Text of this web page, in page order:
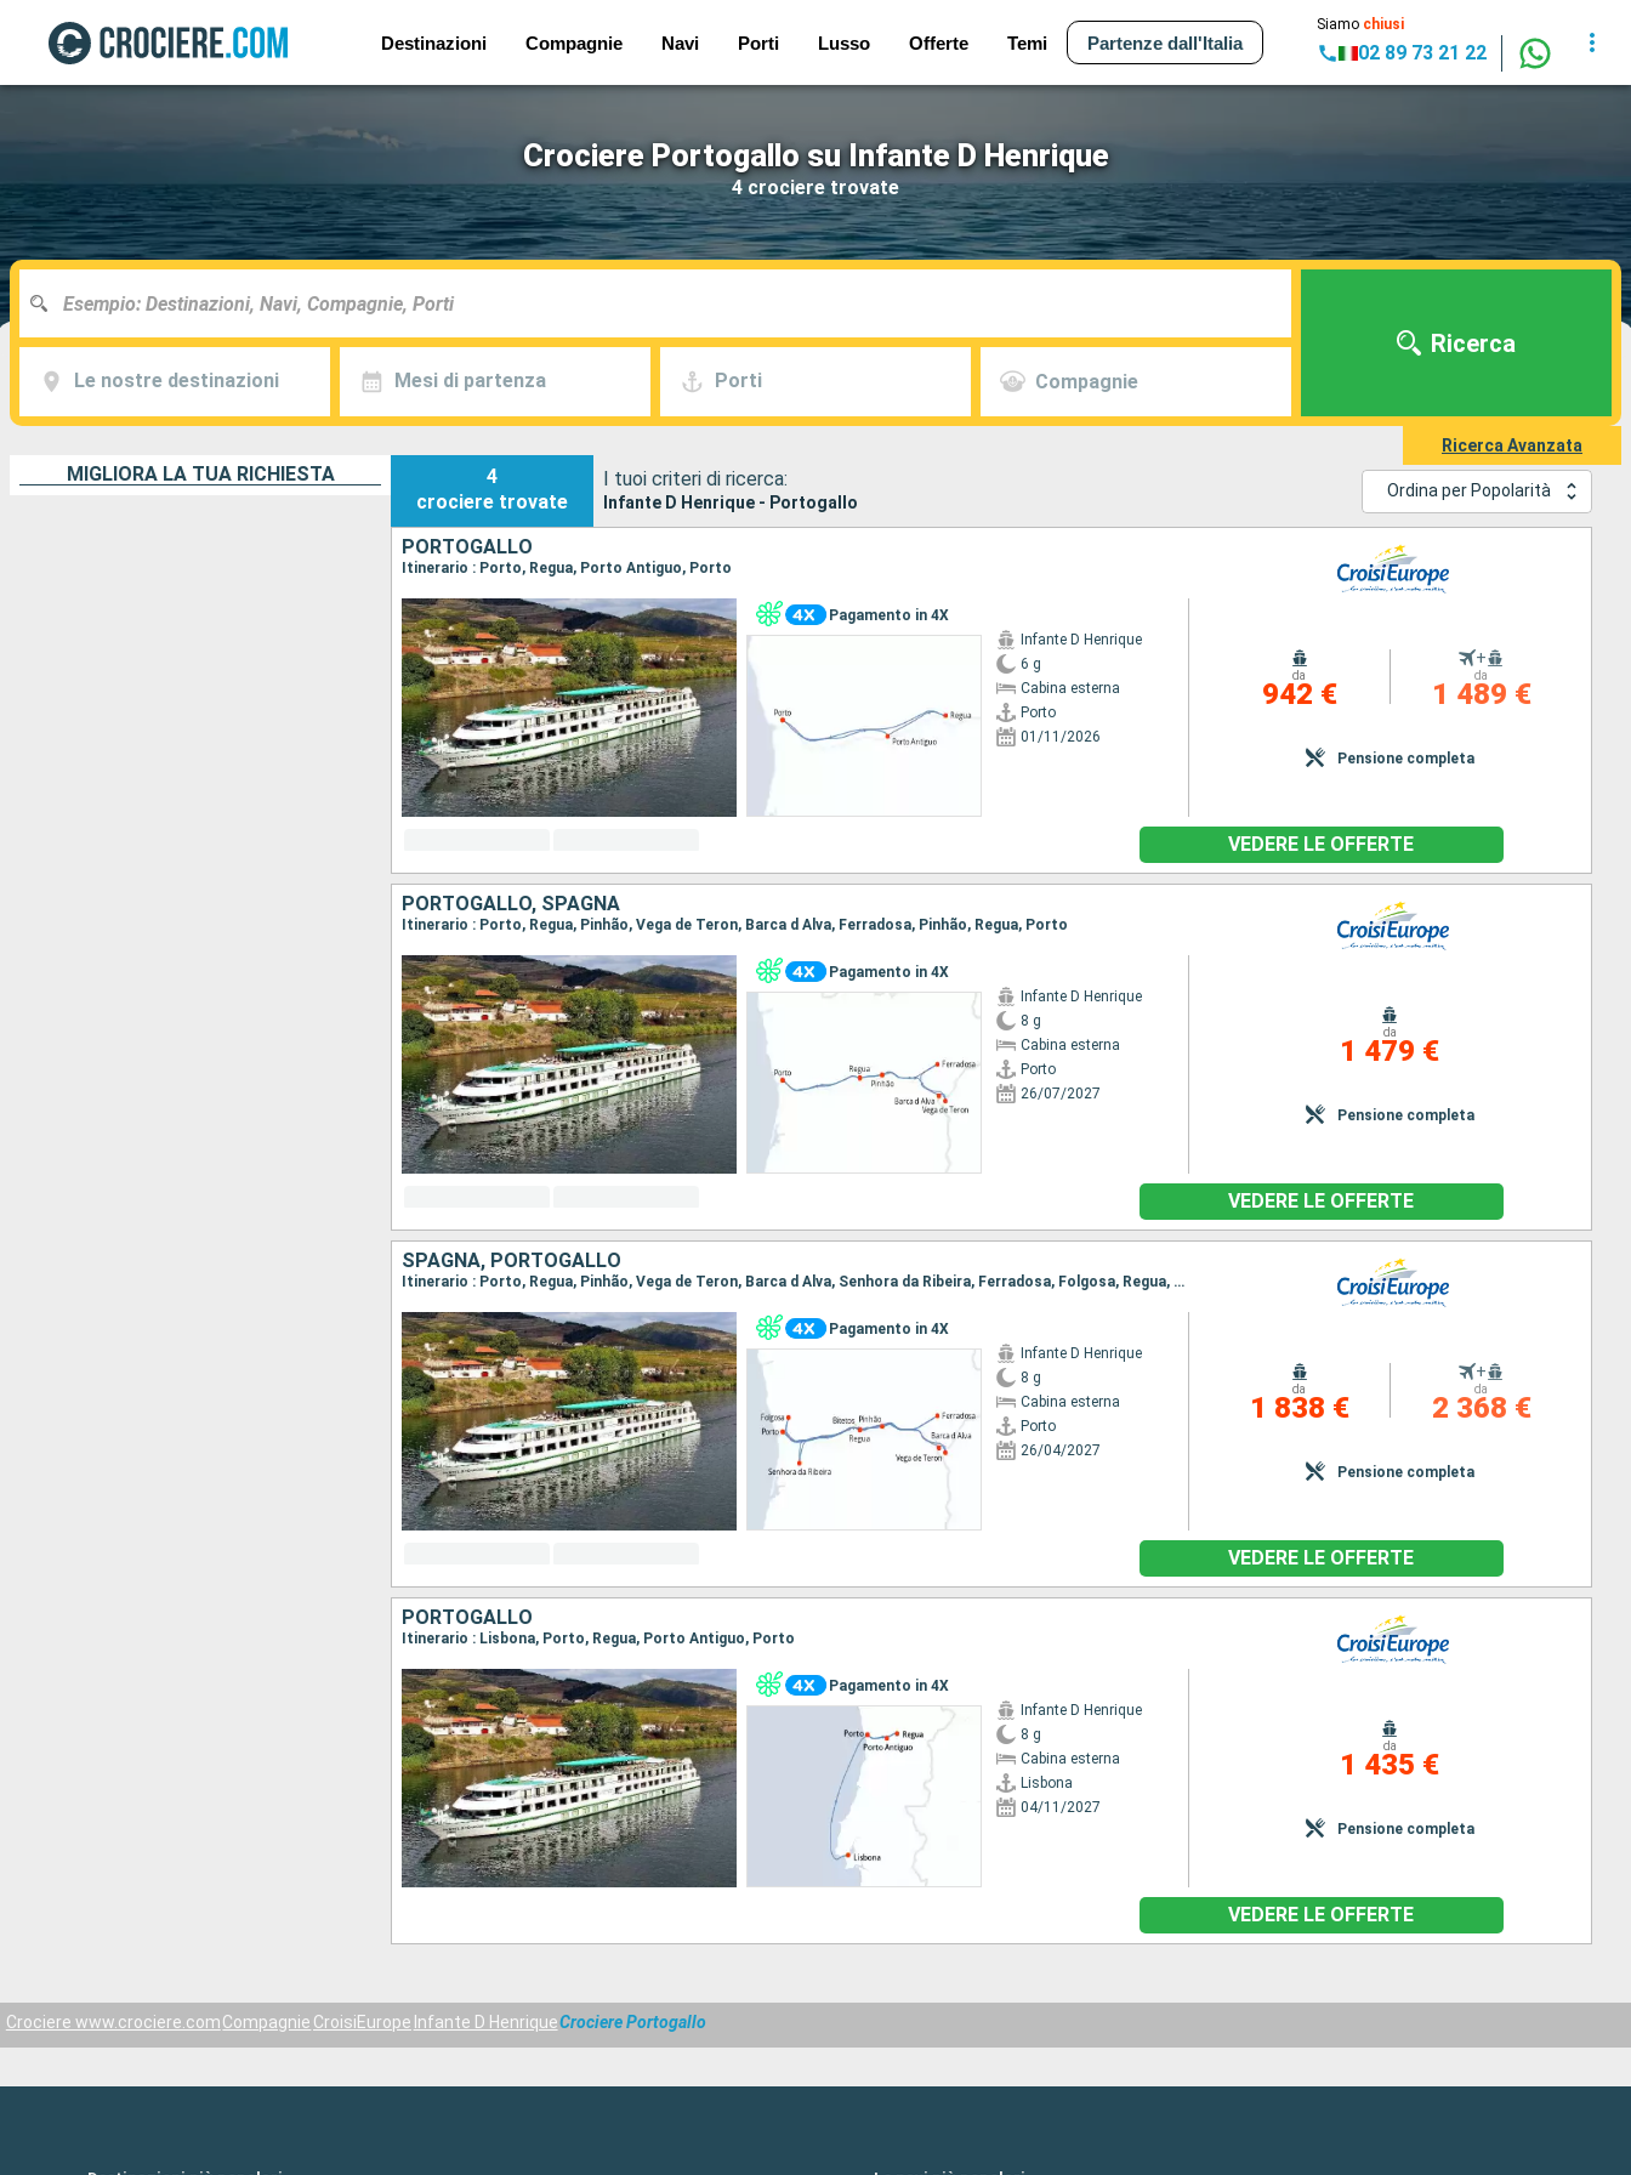
Destinazioni Compagnie Navi Porti Lusso Offerte Temi Partenze dall'Italia
Siamo chiusi
02 89 73 21 22
Crociere Portogallo su Infante D Henrique
4 crociere trovate
Le nostre destinazioni Mesi di partenza Porti Compagnie
Ricerca
Ricerca Avanzata
MIGLIORA LA TUA RICHIESTA
4
crociere trovate
I tuoi criteri di ricerca:
Infante D Henrique - Portogallo
Ordina per Popolarità
PORTOGALLO
Itinerario : Porto, Regua, Porto Antiguo, Porto
Pagamento in 4X
Infante D Henrique
6 g
Cabina esterna
Porto
01/11/2026
da
942 €
+
da
1 489 €
Pensione completa
VEDERE LE OFFERTE
PORTOGALLO, SPAGNA
Itinerario : Porto, Regua, Pinhão, Vega de Teron, Barca d Alva, Ferradosa, Pinhão, Regua, Porto
Pagamento in 4X
Infante D Henrique
8 g
Cabina esterna
Porto
26/07/2027
da
1 479 €
Pensione completa
VEDERE LE OFFERTE
SPAGNA, PORTOGALLO
Itinerario : Porto, Regua, Pinhão, Vega de Teron, Barca d Alva, Senhora da Ribeira, Ferradosa, Folgosa, Regua, Bitetos, Porto
Pagamento in 4X
Infante D Henrique
8 g
Cabina esterna
Porto
26/04/2027
da
1 838 €
+
da
2 368 €
Pensione completa
VEDERE LE OFFERTE
PORTOGALLO
Itinerario : Lisbona, Porto, Regua, Porto Antiguo, Porto
Pagamento in 4X
Infante D Henrique
8 g
Cabina esterna
Lisbona
04/11/2027
da
1 435 €
Pensione completa
VEDERE LE OFFERTE
Crociere www.crociere.comCompagnie CroisiEurope Infante D HenriqueCrociere Portogallo